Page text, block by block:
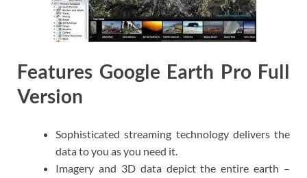
Features Google Earth Pro Full
Version
Sophisticated streaming technology delivers the
data to you as you need it.
Imagery and 3D data depict the entire earth –